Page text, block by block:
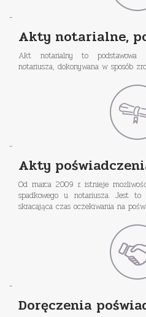
-
Akty notarialne,
Akt notarialny to podstawowa
notariusza, dokonywana w sposób
-
Akty
Od marca 2009 r. istnieje
spadkowego u notariusza. Jest
skracająca czas oczekiwania na
-
Doręczenia